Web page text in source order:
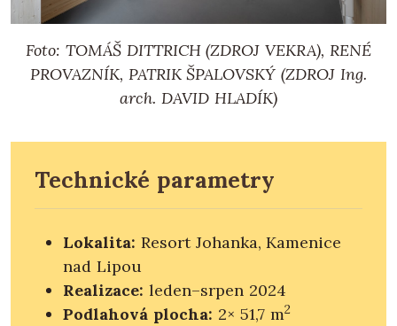
Foto: TOMÁŠ DITTRICH (ZDROJ VEKRA), RENÉ
PROVAZNÍK, PATRIK ŠPALOVSKÝ (ZDROJ Ing.
arch. DAVID HLADÍK)
Technické parametry
Lokalita: Resort Johanka, Kamenice
nad Lipou
Realizace: leden–srpen 2024
Podlahová plocha: 2× 51,7 m2